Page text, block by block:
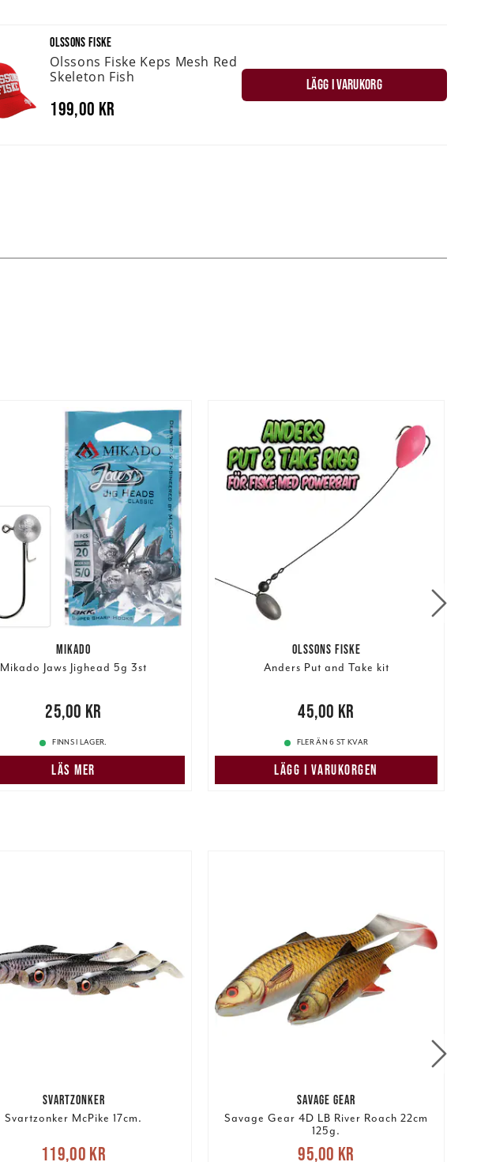
OLSSONS FISKE
Olssons Fiske Keps Mesh Red
Skeleton Fish
199,00 kr
LÄGG I VARUKORG
MIKADO
Mikado Jaws Jighead 5g 3st
25,00 kr25,00 kr
FINNS I LAGER.
LÄS MER
OLSSONS FISKE
Anders Put and Take kit
45,00 kr45,00 kr
FLER ÄN 6 ST KVAR
LÄGG I VARUKORGEN
SVARTZONKER
Svartzonker McPike 17cm.
Nuvarande pris
119,00 kr
SAVAGE GEAR
Savage Gear 4D LB River Roach 22cm
125g.
Nuvarande pris:95,00 kr
95,00 kr